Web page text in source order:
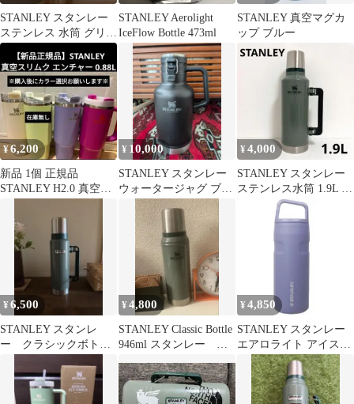
STANLEY スタンレー
ステンレス 水筒 グリー
ン 0.47L
STANLEY Aerolight
IceFlow Bottle 473ml
STANLEY 真空マグカ
ップ ブルー
¥6,200
新品 1個 正規品
STANLEY H2.0 真空ス
0.88L
¥ 10,000
STANLEY スタンレー
ウォータージャグ ブラ
ック
¥4,000
STANLEY スタンレー
ステンレス水筒 1.9L オ
リーブグリーン
¥6,500
STANLEY スタンレ
ー クラシックボト
新品未使用
¥4,800
STANLEY Classic Bottle
946ml スタンレー ボ
¥ 4,850
STANLEY スタンレー
エアロライト アイスフ
ローボトル ハイドレン
ジア